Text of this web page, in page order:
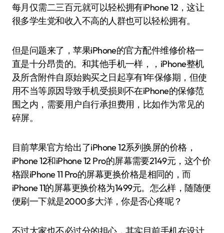
每月仅需二三百元就可以轻松拥有iPhone 12，这让
很多学生党和收入不高的人群也可以轻松拥有。
但是问题来了，苹果iPhone的官方配件维修价格一
直是十分昂贵的。和其他手机一样，，iPhone整机
及所含附件自原始购买之日起享有1年保修期，但使
用不当等原因导致手机受损则不在iPhone的保修范
围之内，需要用户自行承担费用，比如作为常见的
碎屏。
目前苹果官方给出了iPhone 12系列换屏的价格，
iPhone 12和iPhone 12 Pro的屏幕需要2149元，这个价
格跟iPhone 11 Pro的屏幕更换价格是相同的，而
iPhone 11的屏幕更换价格为1499元。怎么样，随随便
便刷一下就是2000多大洋，你是否心疼呢？